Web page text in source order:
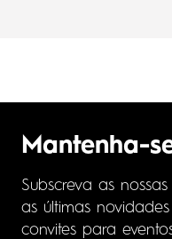
Mantenha-
Subscreva as
as últimas
convites para